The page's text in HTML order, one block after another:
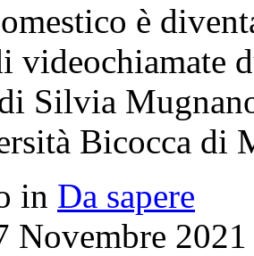
è
videochiamate
Silvia
Bicocca di
in Da sapere
Novembre